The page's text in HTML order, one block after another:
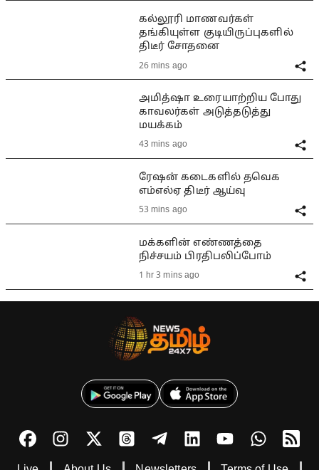
கல்லூரி மாணவர்கள்
தங்கியுள்ள குடியிருப்புகளில்
திடீர் சோதனை
26 mins ago
அமித்ஷா உரையாற்றிய போது
காவலர்கள் அடுத்தடுத்து
மயக்கம்
43 mins ago
ரேஷன் கடைகளில் தவெக
எம்எல்ஏ திடீர் ஆய்வு
53 mins ago
மக்களின் எண்ணத்தை
நிச்சயம் பிரதிபலிப்போம்
1 hr 3 mins ago